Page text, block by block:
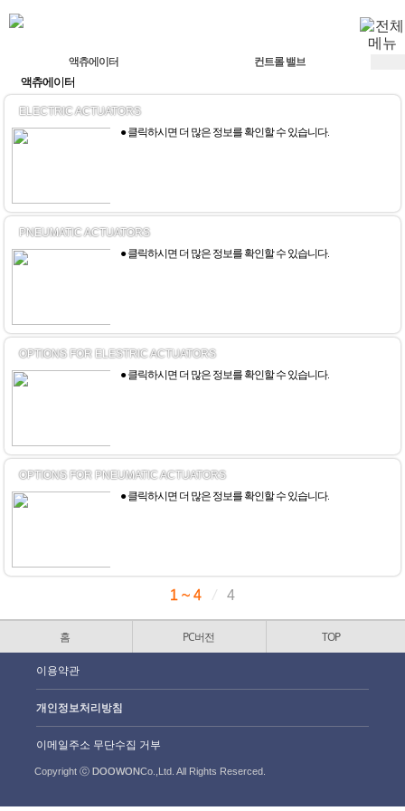
액츄에이터 컨트롤 밸브
액츄에이터
ELECTRIC ACTUATORS
● 클릭하시면 더 많은 정보를 확인할 수 있습니다.
PNEUMATIC ACTUATORS
● 클릭하시면 더 많은 정보를 확인할 수 있습니다.
OPTIONS FOR ELESTRIC ACTUATORS
● 클릭하시면 더 많은 정보를 확인할 수 있습니다.
OPTIONS FOR PNEUMATIC ACTUATORS
● 클릭하시면 더 많은 정보를 확인할 수 있습니다.
1 ~ 4 / 4
홈 PC버전 TOP
이용약관
개인정보처리방침
이메일주소 무단수집 거부
Copyright ⓒDOOWONCo.,Ltd. All Rights Reserced.